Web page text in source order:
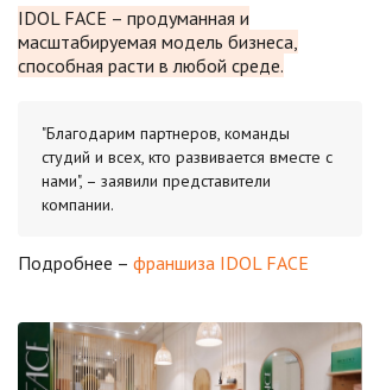
IDOL FACE – продуманная и
масштабируемая модель бизнеса,
способная расти в любой среде.
"Благодарим партнеров, команды
студий и всех, кто развивается вместе с
нами", – заявили представители
компании.
Подробнее – франшиза IDOL FACE